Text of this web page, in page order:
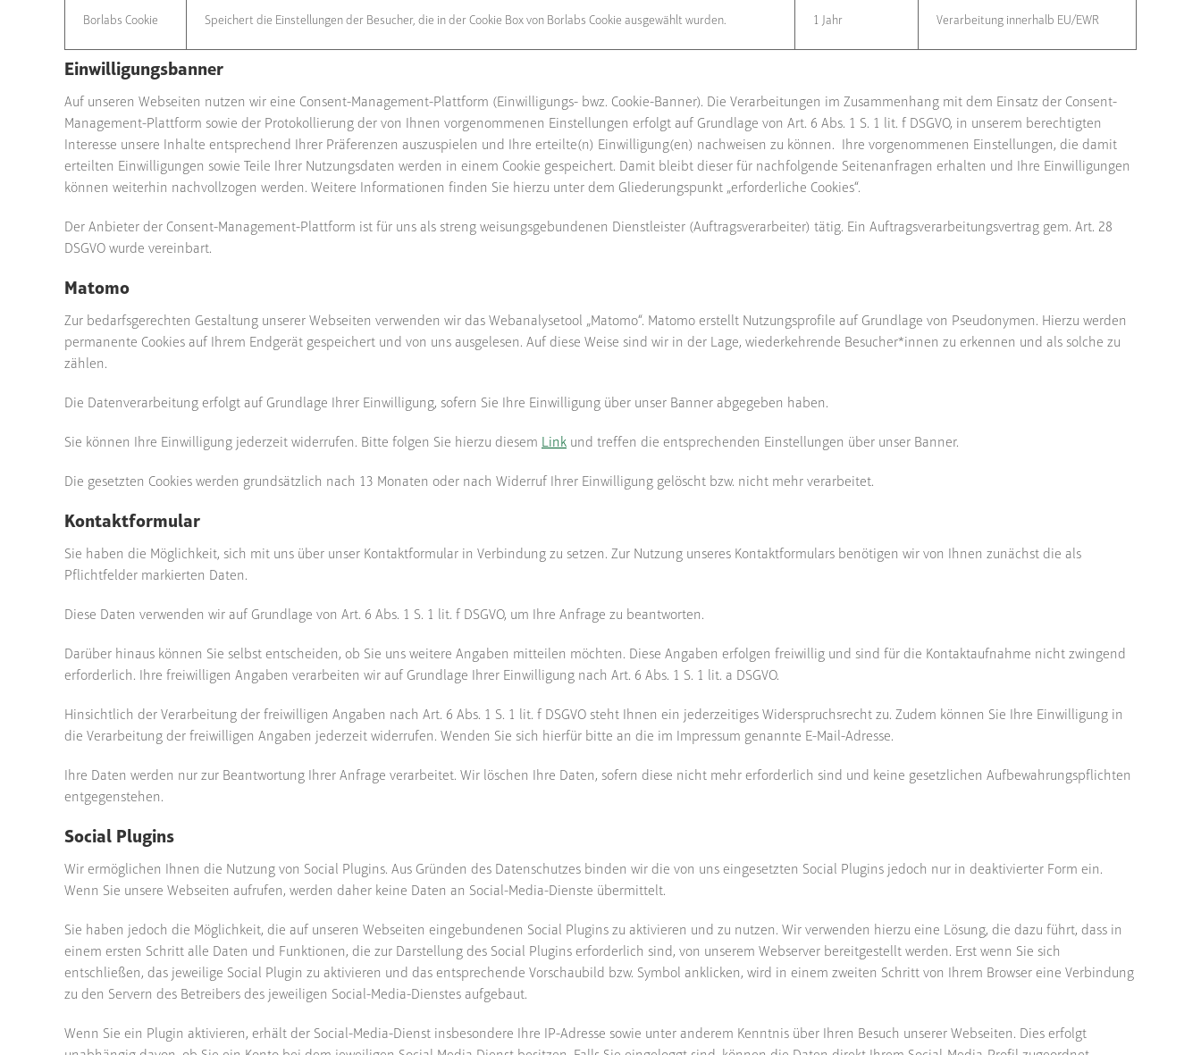
Borlabs Cookie Speichert die Einstellungen der Besucher, die in der Cookie Box von Borlabs Cookie ausgewählt wurden. 1 Jahr Verarbeitung innerhalb EU/EWR
Einwilligungsbanner
Auf unseren Webseiten nutzen wir eine Consent-Management-Plattform (Einwilligungs- bwz. Cookie-Banner). Die Verarbeitungen im Zusammenhang mit dem Einsatz der Consent-
Management-Plattform sowie der Protokollierung der von Ihnen vorgenommenen Einstellungen erfolgt auf Grundlage von Art. 6 Abs. 1 S. 1 lit. f DSGVO, in unserem berechtigten
Interesse unsere Inhalte entsprechend Ihrer Präferenzen auszuspielen und Ihre erteilte(n) Einwilligung(en) nachweisen zu können. Ihre vorgenommenen Einstellungen, die damit
erteilten Einwilligungen sowie Teile Ihrer Nutzungsdaten werden in einem Cookie gespeichert. Damit bleibt dieser für nachfolgende Seitenanfragen erhalten und Ihre Einwilligungen
können weiterhin nachvollzogen werden. Weitere Informationen finden Sie hierzu unter dem Gliederungspunkt „erforderliche Cookies“.
Der Anbieter der Consent-Management-Plattform ist für uns als streng weisungsgebundenen Dienstleister (Auftragsverarbeiter) tätig. Ein Auftragsverarbeitungsvertrag gem. Art. 28
DSGVO wurde vereinbart.
Matomo
Zur bedarfsgerechten Gestaltung unserer Webseiten verwenden wir das Webanalysetool „Matomo“. Matomo erstellt Nutzungsprofile auf Grundlage von Pseudonymen. Hierzu werden
permanente Cookies auf Ihrem Endgerät gespeichert und von uns ausgelesen. Auf diese Weise sind wir in der Lage, wiederkehrende Besucher*innen zu erkennen und als solche zu
zählen.
Die Datenverarbeitung erfolgt auf Grundlage Ihrer Einwilligung, sofern Sie Ihre Einwilligung über unser Banner abgegeben haben.
Sie können Ihre Einwilligung jederzeit widerrufen. Bitte folgen Sie hierzu diesem Linkund treffen die entsprechenden Einstellungen über unser Banner.
Die gesetzten Cookies werden grundsätzlich nach 13 Monaten oder nach Widerruf Ihrer Einwilligung gelöscht bzw. nicht mehr verarbeitet.
Kontaktformular
Sie haben die Möglichkeit, sich mit uns über unser Kontaktformular in Verbindung zu setzen. Zur Nutzung unseres Kontaktformulars benötigen wir von Ihnen zunächst die als
Pflichtfelder markierten Daten.
Diese Daten verwenden wir auf Grundlage von Art. 6 Abs. 1 S. 1 lit. f DSGVO, um Ihre Anfrage zu beantworten.
Darüber hinaus können Sie selbst entscheiden, ob Sie uns weitere Angaben mitteilen möchten. Diese Angaben erfolgen freiwillig und sind für die Kontaktaufnahme nicht zwingend
erforderlich. Ihre freiwilligen Angaben verarbeiten wir auf Grundlage Ihrer Einwilligung nach Art. 6 Abs. 1 S. 1 lit. a DSGVO.
Hinsichtlich der Verarbeitung der freiwilligen Angaben nach Art. 6 Abs. 1 S. 1 lit. f DSGVO steht Ihnen ein jederzeitiges Widerspruchsrecht zu. Zudem können Sie Ihre Einwilligung in
die Verarbeitung der freiwilligen Angaben jederzeit widerrufen. Wenden Sie sich hierfür bitte an die im Impressum genannte E-Mail-Adresse.
Ihre Daten werden nur zur Beantwortung Ihrer Anfrage verarbeitet. Wir löschen Ihre Daten, sofern diese nicht mehr erforderlich sind und keine gesetzlichen Aufbewahrungspflichten
entgegenstehen.
Social Plugins
Wir ermöglichen Ihnen die Nutzung von Social Plugins. Aus Gründen des Datenschutzes binden wir die von uns eingesetzten Social Plugins jedoch nur in deaktivierter Form ein.
Wenn Sie unsere Webseiten aufrufen, werden daher keine Daten an Social-Media-Dienste übermittelt.
Sie haben jedoch die Möglichkeit, die auf unseren Webseiten eingebundenen Social Plugins zu aktivieren und zu nutzen. Wir verwenden hierzu eine Lösung, die dazu führt, dass in
einem ersten Schritt alle Daten und Funktionen, die zur Darstellung des Social Plugins erforderlich sind, von unserem Webserver bereitgestellt werden. Erst wenn Sie sich
entschließen, das jeweilige Social Plugin zu aktivieren und das entsprechende Vorschaubild bzw. Symbol anklicken, wird in einem zweiten Schritt von Ihrem Browser eine Verbindung
zu den Servern des Betreibers des jeweiligen Social-Media-Dienstes aufgebaut.
Wenn Sie ein Plugin aktivieren, erhält der Social-Media-Dienst insbesondere Ihre IP-Adresse sowie unter anderem Kenntnis über Ihren Besuch unserer Webseiten. Dies erfolgt